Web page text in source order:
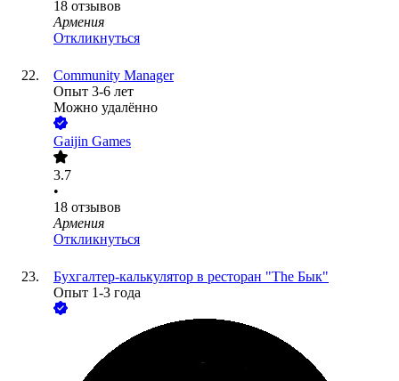
18 отзывов
Армения
Откликнуться
Community Manager
Опыт 3-6 лет
Можно удалённо
Gaijin Games
3.7
•
18 отзывов
Армения
Откликнуться
Бухгалтер-калькулятор в ресторан "The Бык"
Опыт 1-3 года